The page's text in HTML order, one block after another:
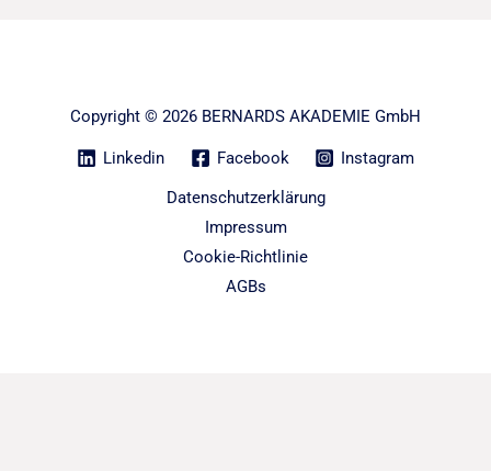
Copyright © 2026 BERNARDS AKADEMIE GmbH
Linkedin Facebook
Instagram
Datenschutzerklärung
Impressum
Cookie-Richtlinie
AGBs